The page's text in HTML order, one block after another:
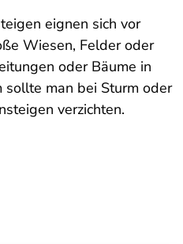
eignen sich vor
Wiesen, Felder oder
oder Bäume in
man bei Sturm oder
verzichten.